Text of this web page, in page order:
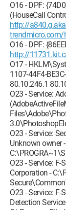
O16 - DPF:
(HouseCall
http://
O16 - DPF:
http://
O17 -
1107-44F4-
80.10.246.1
O23 - Service:
O23 - Service:
Unknown owner -
O23 - Service: F-
Corporation -
O23 - Service: F-
Detection